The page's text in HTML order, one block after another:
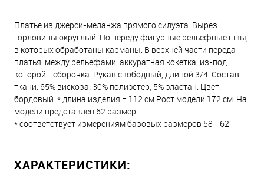
Платье из джерси-меланжа прямого силуэта. Вырез
горловины округлый. По переду фигурные рельефные швы,
в которых обработаны карманы. В верхней части переда
платья, между рельефами, аккуратная кокетка, из-под
которой - сборочка. Рукав свободный, длиной 3/4. Состав
ткани: 65% вискоза; 30% полиэстер; 5% эластан. Цвет:
бордовый. * длина изделия = 112 см Рост модели 172 см. На
модели представлен 62 размер.
* соответствует измерениям базовых размеров 58 - 62
ХАРАКТЕРИСТИКИ: